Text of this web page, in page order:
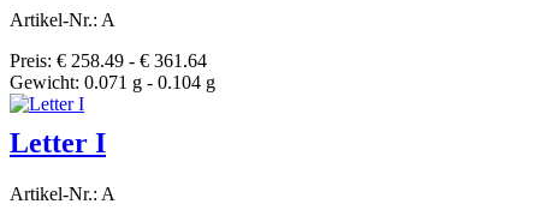
Artikel-Nr.: A
Preis: € 258.49 - € 361.64
Gewicht: 0.071 g - 0.104 g
Letter I
Artikel-Nr.: A